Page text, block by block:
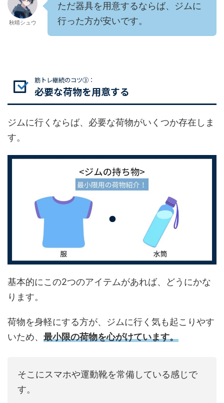
秋晴シュウ
ただ器具を用意するならば、ジムに
行った方が安いです。
筋トレ継続のコツ③：
必要な荷物を用意する
ジムに行くならば、必要な荷物がいくつか存在しま
す。
基本的にこの2つのアイテムがあれば、どうにかな
ります。
荷物を身軽にする方が、ジムに行く気も起こりやす
いため、 最小限の荷物を心がけています。
そこにスマホや運動靴を常備している感じで
す。